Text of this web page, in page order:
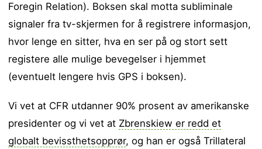
Foregin Relation). Boksen skal motta subliminale
signaler fra tv-skjermen for å registrere informasjon,
hvor lenge en sitter, hva en ser på og stort sett
registere alle mulige bevegelser i hjemmet
(eventuelt lengere hvis GPS i boksen).
Vi vet at CFR utdanner 90% prosent av amerikanske
presidenter og vi vet at Zbrenskiew er redd et
globalt bevissthetsopprør, og han er også Trillateral